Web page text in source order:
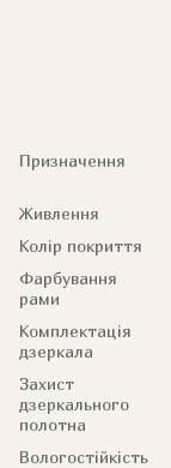
Призначення
Живлення
Колір покриття
Фарбування
рами
Комплектація
дзеркала
Захист
дзеркального
полотна
Вологостійкість